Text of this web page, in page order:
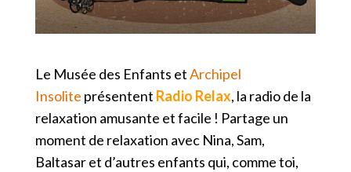
Le Musée des Enfants etArchipel
Insolite présentent Radio Relax, la radio de la
relaxation amusante et facile ! Partage un
moment de relaxation avec Nina, Sam,
Baltasar et d’autres enfants qui, comme toi,